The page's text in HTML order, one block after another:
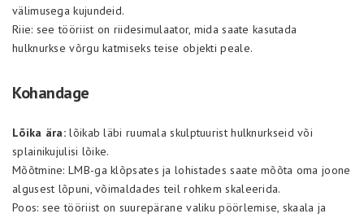
välimusega kujundeid.
Riie: see tööriist on riidesimulaator, mida saate kasutada
hulknurkse võrgu katmiseks teise objekti peale.
Kohandage
Lõika ära: lõikab läbi ruumala skulptuurist hulknurkseid või
splainikujulisi lõike.
Mõõtmine: LMB-ga klõpsates ja lohistades saate mõõta oma joone
algusest lõpuni, võimaldades teil rohkem skaleerida.
Poos: see tööriist on suurepärane valiku pöörlemise, skaala ja